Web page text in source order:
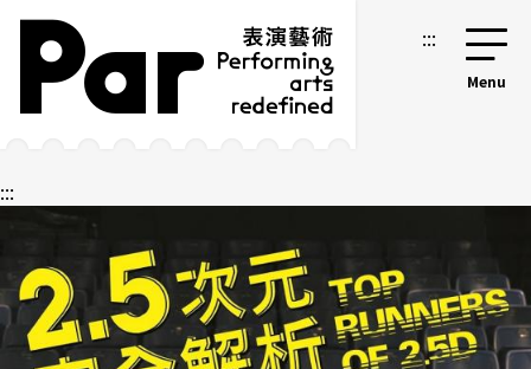
跳到主要內容區塊
網站導覽 :::
:::